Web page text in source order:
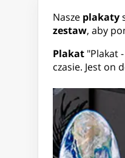
Nasze plakaty
zestaw, aby
Plakat "Plakat
czasie. Jest on